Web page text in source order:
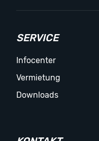
SERVICE
Infocenter
Vermietung
Downloads